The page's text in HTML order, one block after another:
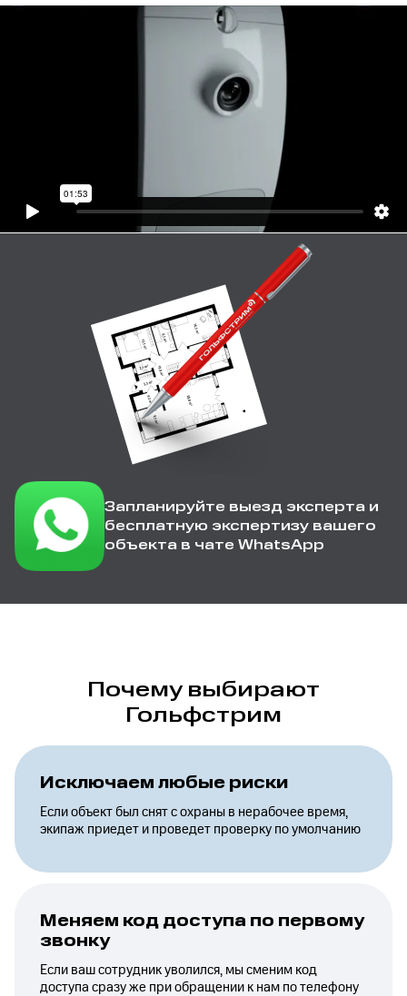
Запланируйте выезд эксперта и
бесплатную экспертизу вашего
объекта в чате WhatsApp
Почему выбирают
Гольфстрим
Исключаем любые риски
Если объект был снят с охраны в нерабочее время,
экипаж приедет и проведет проверку по умолчанию
Меняем код доступа по первому
звонку
Если ваш сотрудник уволился, мы сменим код
доступа сразу же при обращении к нам по телефону